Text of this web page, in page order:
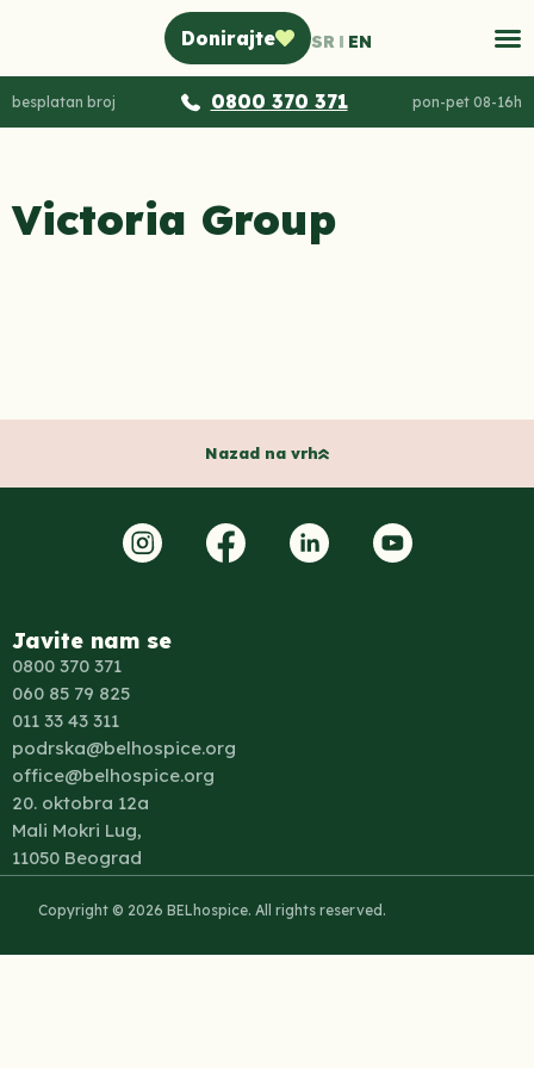
Donirajte SR EN
besplatan broj 0800 370 371 pon-pet 08-16h
Victoria Group
Nazad na vrh
Javite nam se
0800 370 371
060 85 79 825
011 33 43 311
podrska@belhospice.org
office@belhospice.org
20. oktobra 12a
Mali Mokri Lug,
11050 Beograd
Copyright © 2026 BELhospice. All rights reserved.